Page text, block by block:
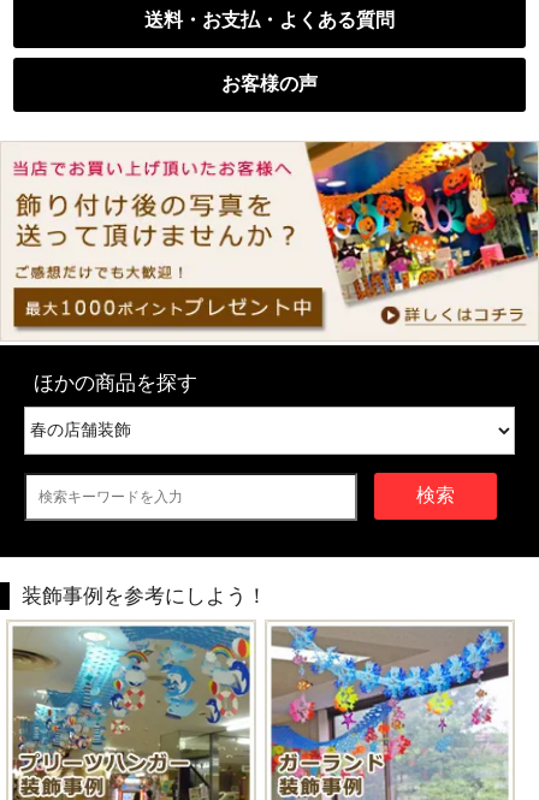
送料・お支払・よくある質問
お客様の声
ほかの商品を探す
検索
装飾事例を参考にしよう！